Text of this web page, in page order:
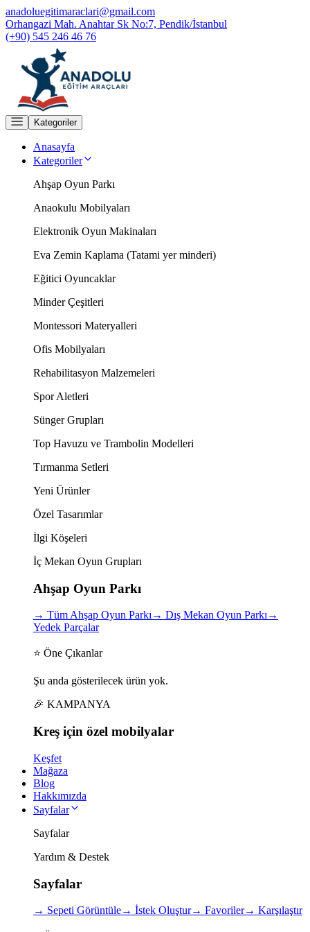
anadoluegitimaraclari@gmail.com
Orhangazi Mah. Anahtar Sk No:7, Pendik/İstanbul
(+90) 545 246 46 76
Kategoriler
Anasayfa
Kategoriler
Ahşap Oyun Parkı
Anaokulu Mobilyaları
Elektronik Oyun Makinaları
Eva Zemin Kaplama (Tatami yer minderi)
Eğitici Oyuncaklar
Minder Çeşitleri
Montessori Materyalleri
Ofis Mobilyaları
Rehabilitasyon Malzemeleri
Spor Aletleri
Sünger Grupları
Top Havuzu ve Trambolin Modelleri
Tırmanma Setleri
Yeni Ürünler
Özel Tasarımlar
İlgi Köşeleri
İç Mekan Oyun Grupları
Ahşap Oyun Parkı
→ Tüm Ahşap Oyun Parkı→ Dış Mekan Oyun Parkı→
Yedek Parçalar
⭐ Öne Çıkanlar
Şu anda gösterilecek ürün yok.
🎉 KAMPANYA
Kreş için özel mobilyalar
Keşfet
Mağaza
Blog
Hakkımızda
Sayfalar
Sayfalar
Yardım & Destek
Sayfalar
→ Sepeti Görüntüle→ İstek Oluştur→ Favoriler→ Karşılaştır